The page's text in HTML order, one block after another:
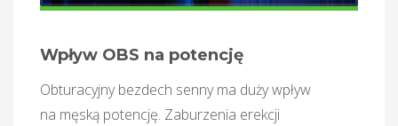
Wpływ OBS na potencję
Obturacyjny bezdech senny ma duży wpływ
na męską potencję. Zaburzenia erekcji